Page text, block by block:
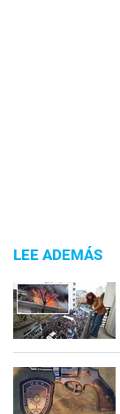
LEE ADEMÁS